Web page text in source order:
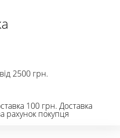
2500 грн.
100 грн. Доставка
рахунок покупця